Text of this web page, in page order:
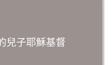
兒子耶穌基督